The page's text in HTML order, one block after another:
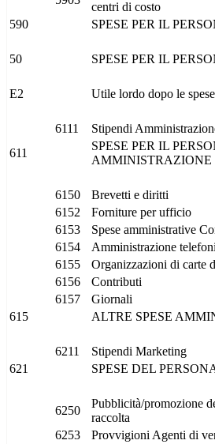
centri di costo
590
SPESE PER IL
50 SPESE PER IL
E2 Utile lordo dopo le
6111 Stipendi
611
SPESE PER IL
AMMINISTRAZIONE
6150 Brevetti e diritti
6152
Forniture per ufficio
6153
Spese amministrative
6154
Amministrazione
6155
Organizzazioni di carte
6156
Contributi
6157
Giornali
615
ALTRE SPESE
6211 Stipendi Marketing
621
SPESE DEL
6250
Pubblicità/promozione
raccolta
6253
Provvigioni Agenti di